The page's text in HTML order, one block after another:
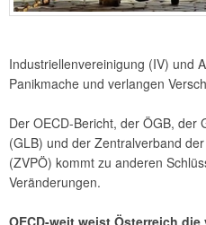
Industriellenvereinigung (IV) und
Panikmache und verlangen
Der OECD-Bericht, der ÖGB, der
(GLB) und der Zentralverband
(ZVPÖ) kommt zu anderen
Veränderungen.
OECD-weit weist Österreich